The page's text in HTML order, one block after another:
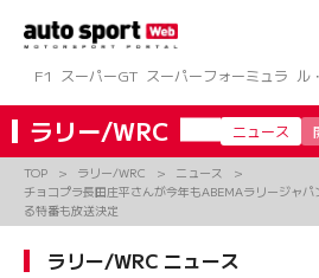
ツ
へ
ス
キ
F1 スーパーGT スーパーフォーミュラ ル
ラリー/WRC ニュース
TOP ラリー/WRC
ニュース
チョコプラ長田庄平さんが今年もABEMAラリージャ
る特番も放送決定
ラリー/WRC ニュース